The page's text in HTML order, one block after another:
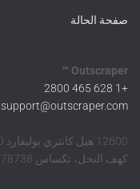
صفحة الحالة
Outscraper ™
+1 628 465 2800
support@outscraper.com
12600 هيل كانتري بوليفارد 12600
كهف النحل، تكساس 78738